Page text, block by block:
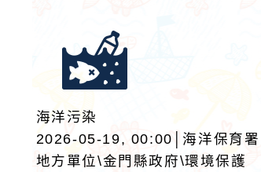
海洋污染
2026-05-19, 00:00│海洋保育署
地方單位\金門縣政府\環境保護